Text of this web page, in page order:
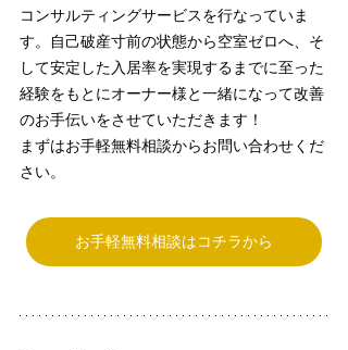
コンサルティングサービスを行なっていま
す。自己破産寸前の状態から空室ゼロへ、そ
して安定した入居率を実現するまでに至った
経験をもとにオーナー様と一緒になって改善
のお手伝いをさせていただきます！
まずはお手軽無料相談からお問い合わせくだ
さい。
お手軽無料相談はコチラから